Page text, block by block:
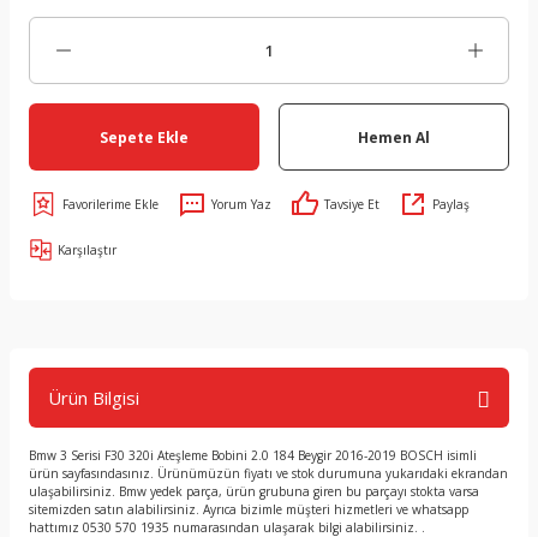
Sepete Ekle Hemen Al
Yorum Yaz Tavsiye Et Paylaş
Karşılaştır
Ürün Bilgisi
Bmw 3 Serisi F30 320i Ateşleme Bobini 2.0 184 Beygir 2016-2019 BOSCH isimli
ürün sayfasındasınız. Ürünümüzün fiyatı ve stok durumuna yukarıdaki ekrandan
ulaşabilirsiniz. Bmw yedek parça, ürün grubuna giren bu parçayı stokta varsa
sitemizden satın alabilirsiniz. Ayrıca bizimle müşteri hizmetleri ve whatsapp
hattımız 0530 570 1935 numarasından ulaşarak bilgi alabilirsiniz. .